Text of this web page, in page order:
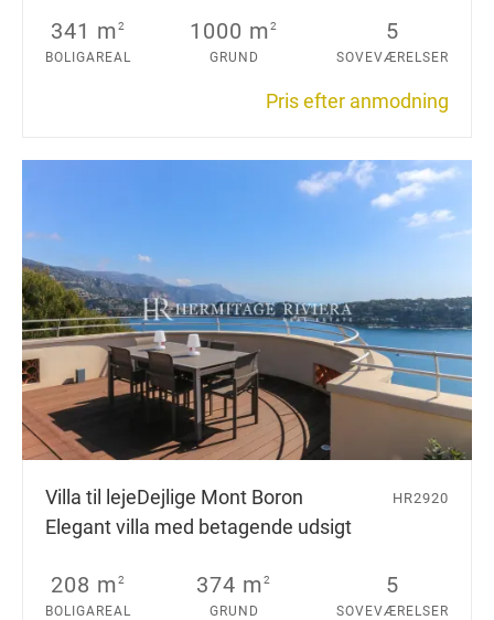
341 m2
BOLIGAREAL
1000 m2
GRUND
5
SOVEVÆRELSER
Pris efter anmodning
Villa til lejeDejlige Mont Boron
Elegant villa med betagende udsigt
HR2920
208 m2
BOLIGAREAL
374 m2
GRUND
5
SOVEVÆRELSER